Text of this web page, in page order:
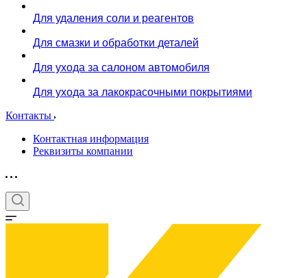
Для удаления соли и реагентов
Для смазки и обработки деталей
Для ухода за салоном автомобиля
Для ухода за лакокрасочными покрытиями
Контакты
Контактная информация
Реквизиты компании